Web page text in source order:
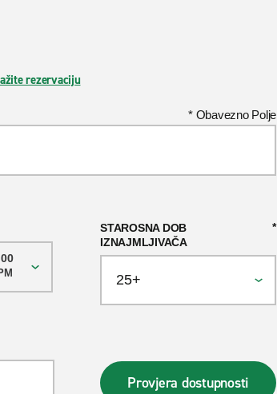
rezervaciju
* Obavezno Polje
STAROSNA DOB
IZNAJMLJIVAČA
Provjera dostupnosti